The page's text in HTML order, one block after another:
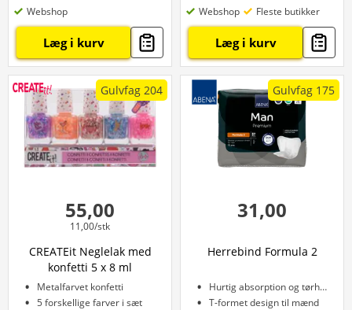
Webshop
Læg i kurv
Webshop Fleste butikker
Læg i kurv
Gulvfag 204
55,00
11,00/stk
CREATEit Neglelak med
konfetti 5 x 8 ml
Metalfarvet konfetti
5 forskellige farver i sæt
Gulvfag 175
31,00
Herrebind Formula 2
Hurtig absorption og tørhed
T-formet design til mænd